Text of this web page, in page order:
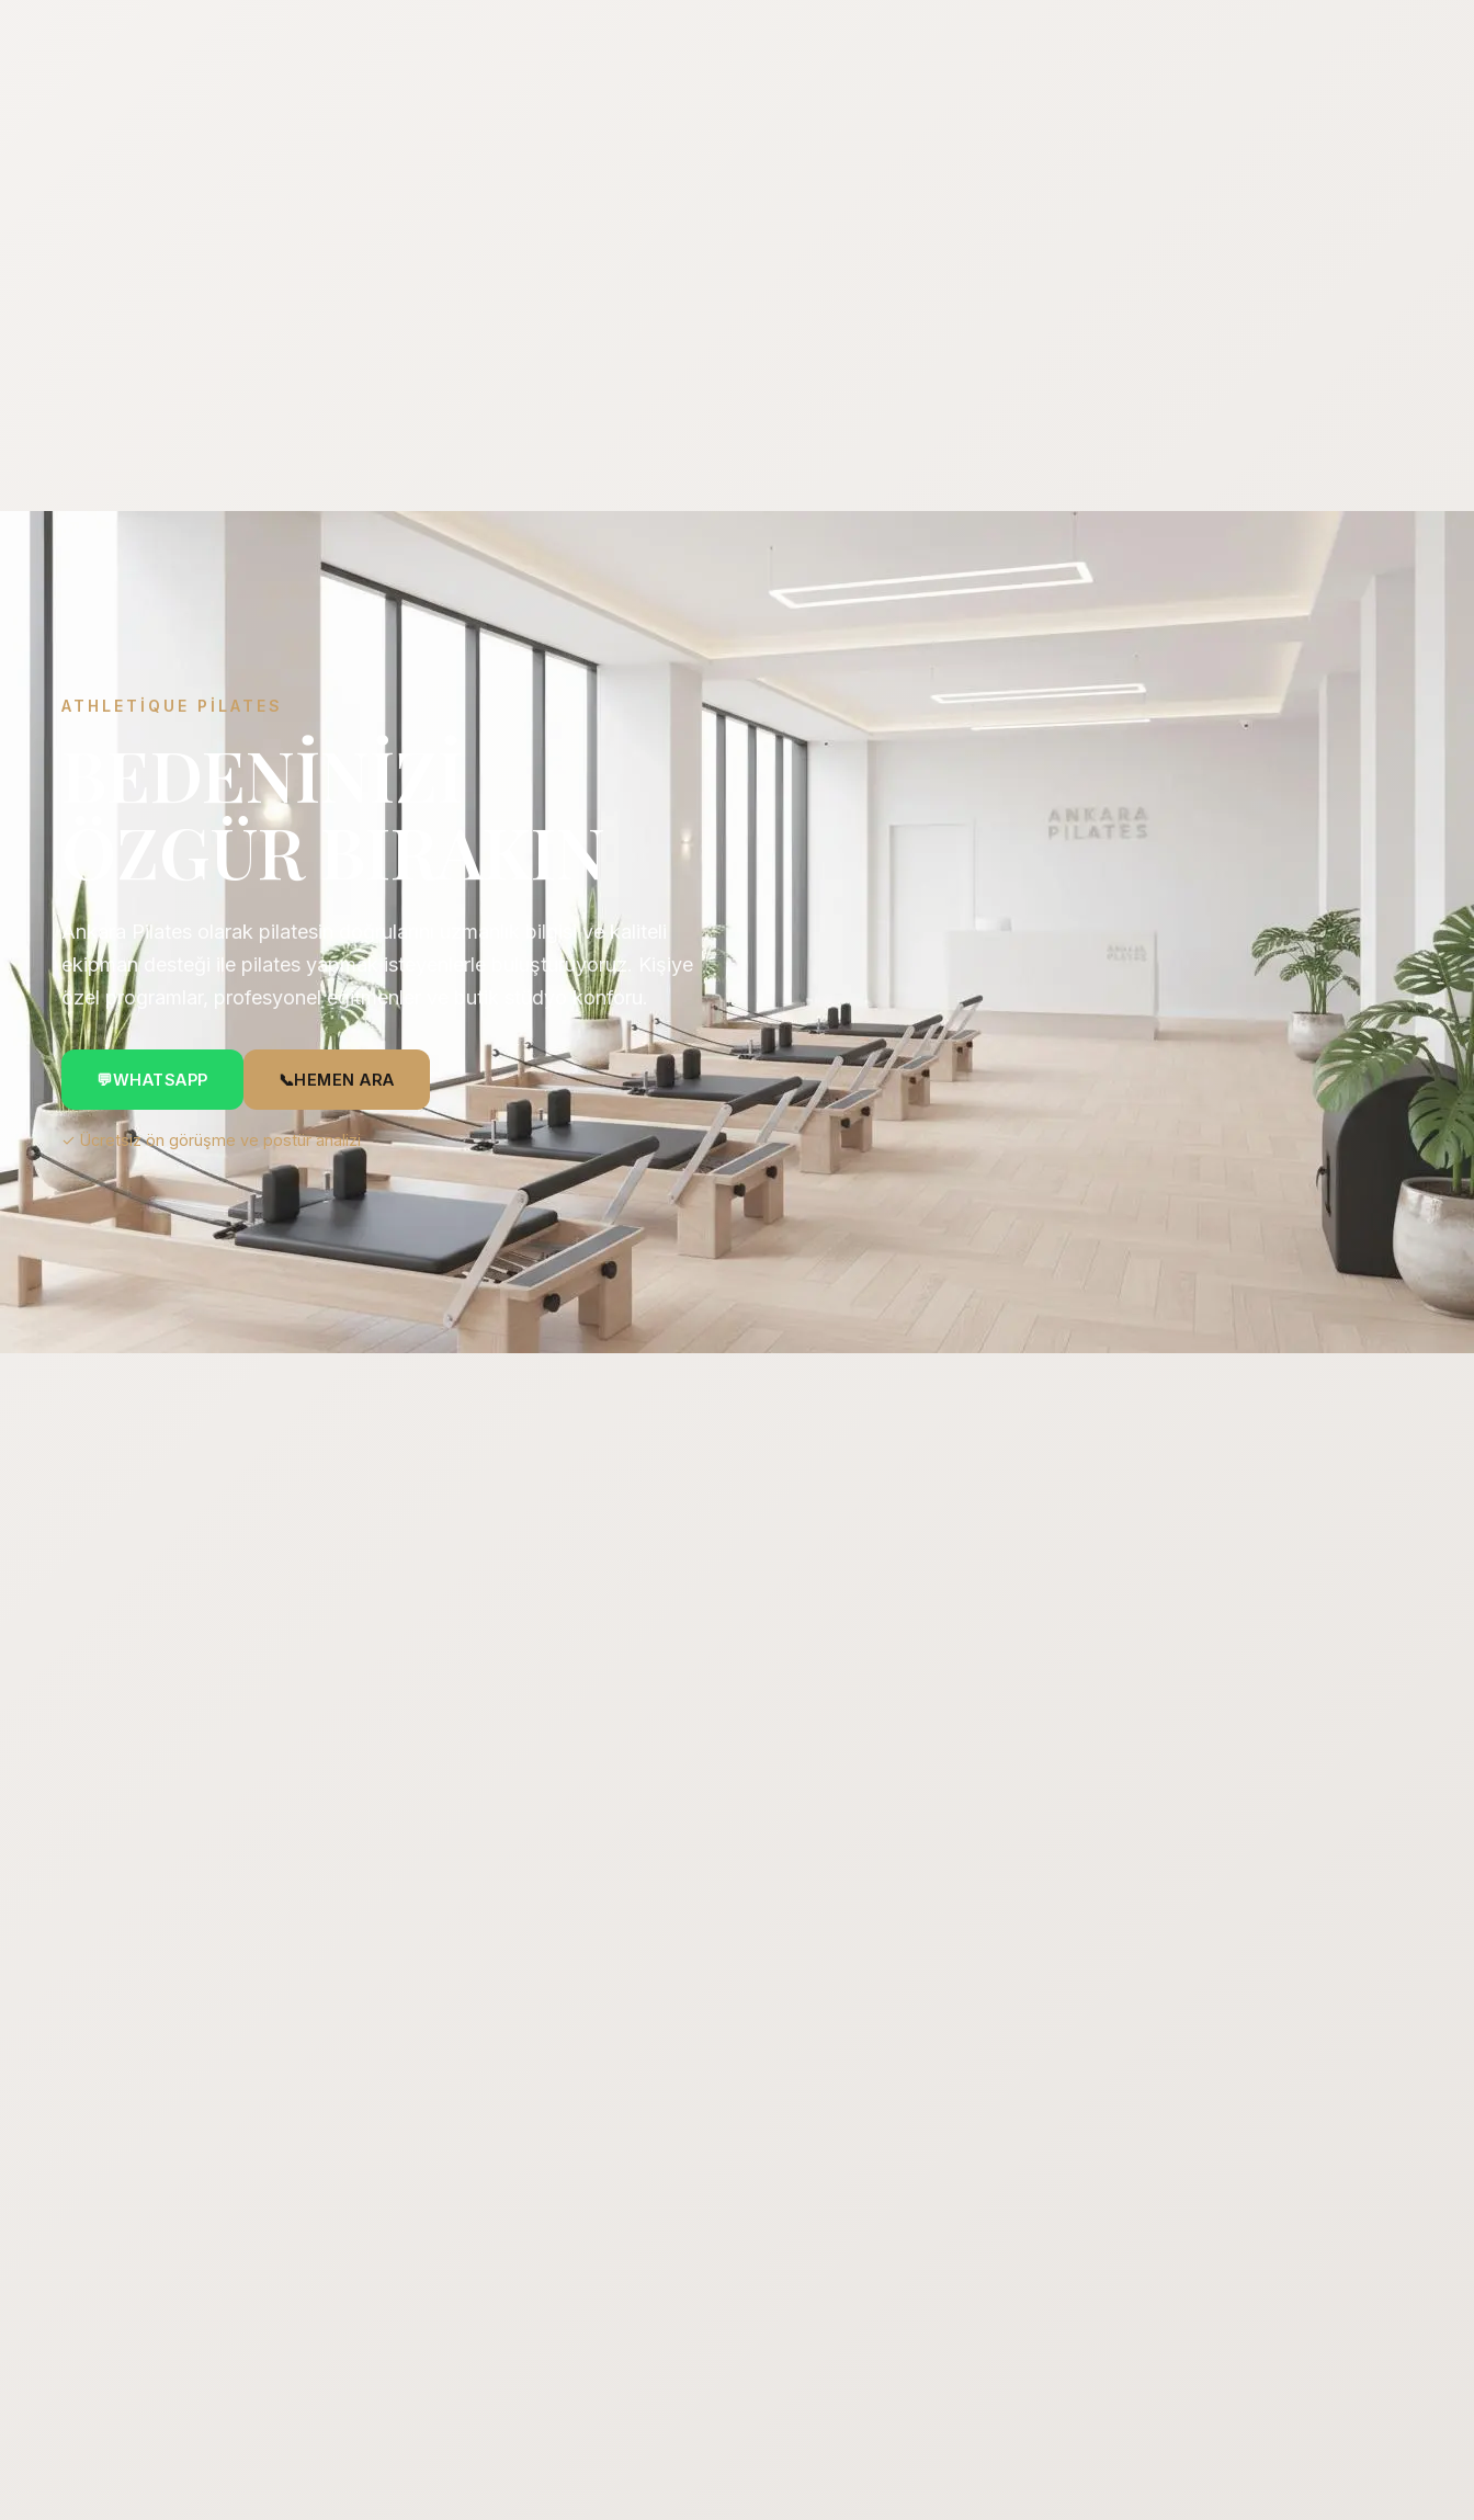
ATHLETIQUE PILATES
BEDENİNİZİ
ÖZGÜR BIRAKIN
Ankara Pilates olarak pilatesin doğrularını uzmanlık bilgisi ve kaliteli
ekipman desteği ile pilates yapmak isteyenlerle buluşturuyoruz. Kişiye
özel programlar, profesyonel eğitmenler ve butik stüdyo konforu.
💬WHATSAPP 📞HEMEN ARA
✓ Ücretsiz ön görüşme ve postür analizi